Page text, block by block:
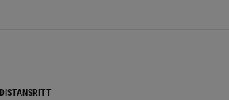
DISTANSRITT